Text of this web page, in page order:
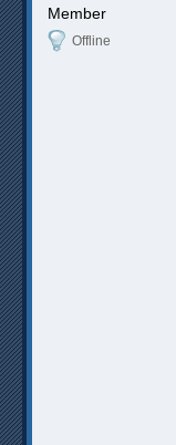
Member
Offline